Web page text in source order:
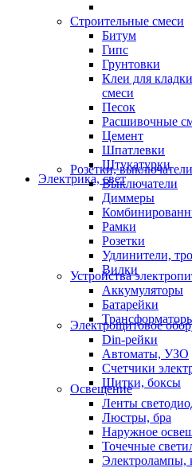
Строительные смеси
Битум
Гипс
Грунтовки
Клеи для
смеси
Песок
Расшивочные
Цемент
Шпатлевки
Штукатурки
Электрика, свет
Розетки, выключатели
Выключатели
Диммеры
Рамки
Розетки
Удлинители,
Вилки
Устройства
Аккумуляторы
Батарейки
Электрощитовое
Din-рейки
Автоматы, УЗО
Счетчики
Щитки, боксы
Освещение
Ленты
Люстры, бра
Наружное
Точечные
Электролампы,